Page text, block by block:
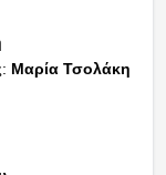
Μαρία Τσολάκη